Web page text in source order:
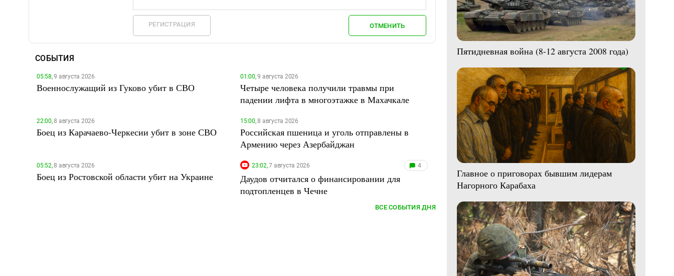
РЕГИСТРАЦИЯ ОТМЕНИТЬ
СОБЫТИЯ
05:58,9 августа 2026
Военнослужащий из Гуково убит в СВО
01:00,9 августа 2026
Четыре человека получили травмы при
падении лифта в многоэтажке в Махачкале
22:00,8 августа 2026
Боец из Карачаево-Черкесии убит в зоне СВО
15:00,8 августа 2026
Российская пшеница и уголь отправлены в
Армению через Азербайджан
05:52,8 августа 2026
Боец из Ростовской области убит на Украине
23:02,7 августа 2026 4
Даудов отчитался о финансировании для
подтопленцев в Чечне
ВСЕ СОБЫТИЯ ДНЯ
Пятидневная война (8-12 августа 2008 года)
Главное о приговорах бывшим лидерам
Нагорного Карабаха